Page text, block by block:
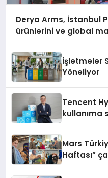
Derya Arms, İstanbul
ürünlerini ve global
İşletmeler
Yöneliyor
Tencent
kullanıma
Mars
Haftası”